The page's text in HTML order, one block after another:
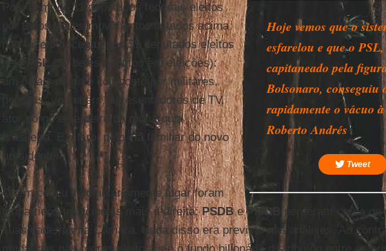
Hoje vemos que o
esfarelou e que o PSL,
capitaneado pela
Bolsonaro, conseguiu
rapidamente o vácuo
Roberto Andrés
Tweet
Pois bem: os 11 deputados federais eleitos
por todos esses movimentos listados acima
não fazem cócegas nos 51 deputados eleitos
pelo
PSL
(30 deles neófitos em eleições):
um
balaio de gato
composto por militares,
policiais, youtubers, apresentadores de TV,
ator pornô e herdeiro da monarquia
brasileira. E, claro, pelo clã familiar do novo
presidente.
Quem cedeu involuntariamente lugar foram
os partidos tradicionais mais à direita:PSDBePMDB
perderam cerca de
suas cadeiras na Câmara. Nada disso era previsto nas análises. Ao